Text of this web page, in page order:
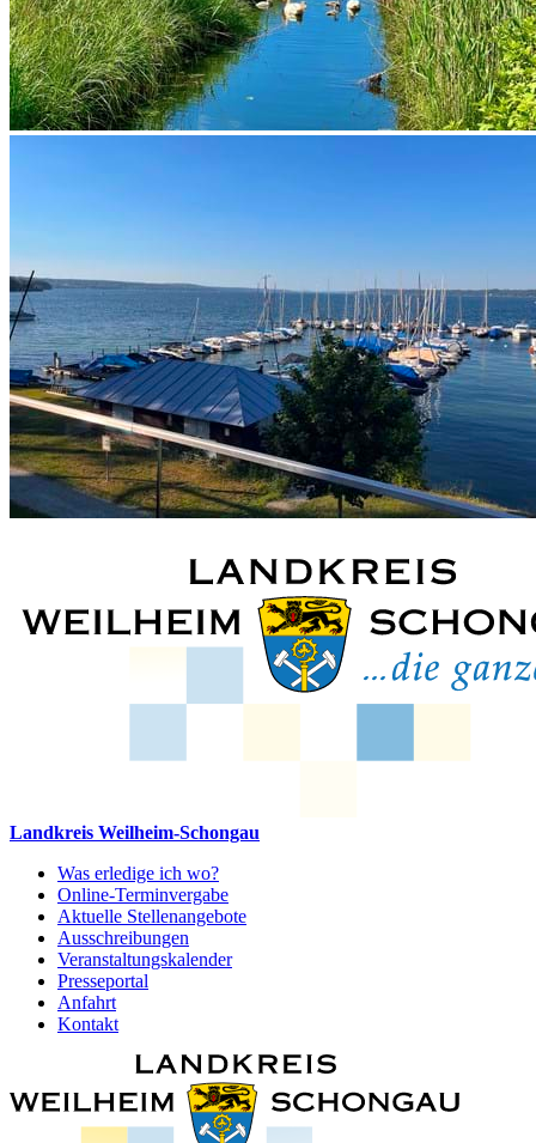
Landkreis Weilheim-Schongau
Was erledige ich wo?
Online-Terminvergabe
Aktuelle Stellenangebote
Ausschreibungen
Veranstaltungskalender
Presseportal
Anfahrt
Kontakt